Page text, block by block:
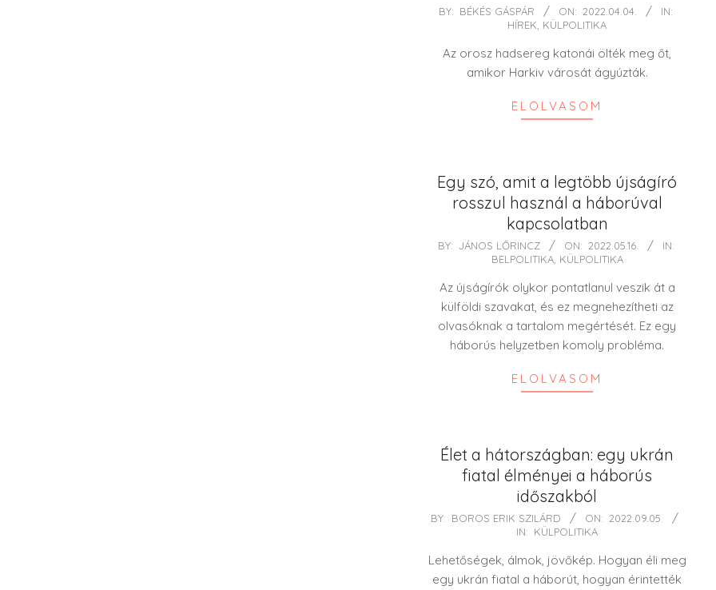
2022-
BY: BÉKÉS GÁSPÁR ON: 2022.04.04.
IN:
HÍREK KÜLPOLITIKA
Az orosz hadsereg katonái ölték meg őt,
amikor Harkiv városát ágyúzták.
ELOLVASOM
Egy szó, amit a legtöbb újságíró
rosszul használ a háborúval
kapcsolatban
2022-
BY: JÁNOS LŐRINCZ ON: 2022.05.16.
IN:
BELPOLITIKA, KÜLPOLITIKA
Az újságírók olykor pontatlanul veszik át a
külföldi szavakat, és ez megnehezítheti az
olvasóknak a tartalom megértését. Ez egy
háborús helyzetben komoly probléma.
ELOLVASOM
Élet a hátországban: egy ukrán
fiatal élményei a háborús
időszakból
2022-
05
BY: BOROS ERIK SZILÁRD ON: 2022.09.05.
IN: KÜLPOLITIKA
Lehetőségek, álmok, jövőkép. Hogyan éli meg
egy ukrán fiatal a háborút, hogyan érintették